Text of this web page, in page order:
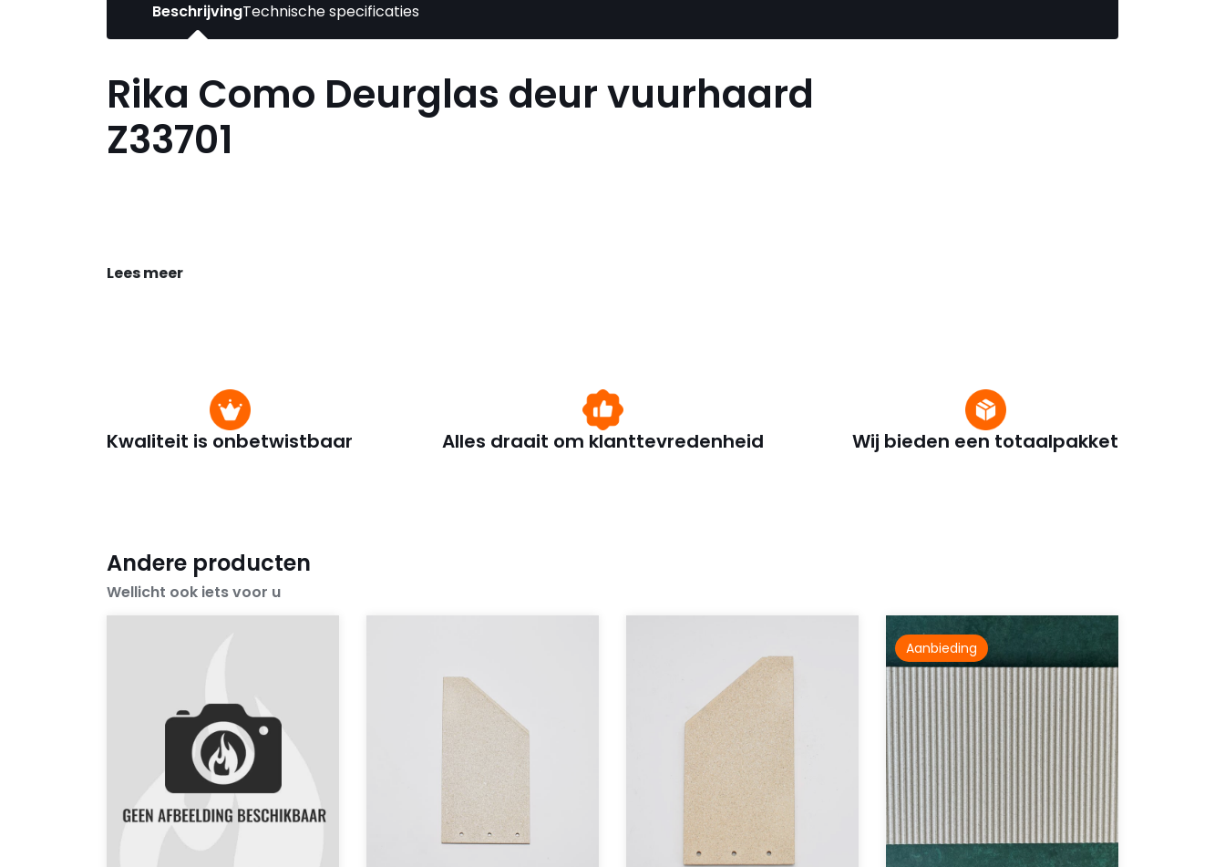
BeschrijvingTechnische specificaties
Rika Como Deurglas deur vuurhaard
Z33701
Lees meer
Kwaliteit is onbetwistbaar Alles draait om klanttevredenheid Wij bieden een totaalpakket
Andere producten
Wellicht ook iets voor u
Aanbieding